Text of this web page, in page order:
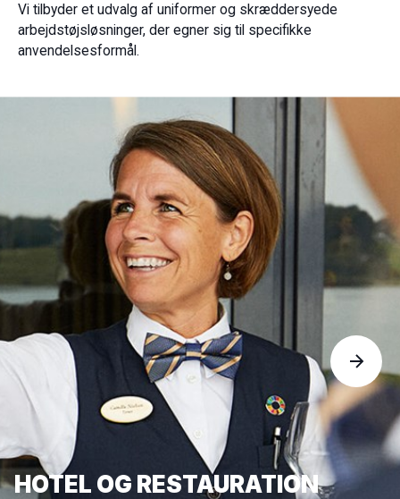
Vi tilbyder et udvalg af uniformer og skræddersyede
arbejdstøjsløsninger, der egner sig til specifikke
anvendelsesformål.
HOTEL OG RESTAURATION